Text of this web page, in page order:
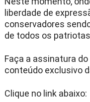
liberdade de
conservadores
de todos os
Faça a assinatura
conteúdo exclusivo
Clique no link abaixo: